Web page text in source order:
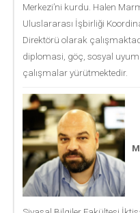
Merkezi’ni kurdu. Halen
Uluslararası İşbirliği
Direktörü olarak
diplomasi, göç, sosyal uyum
çalışmalar yürütmektedir.